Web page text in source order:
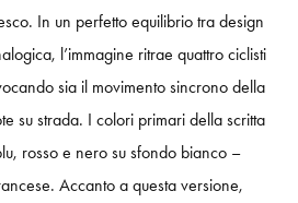
In un perfetto equilibrio tra design
l’immagine ritrae quattro ciclisti
sia il movimento sincrono della
su strada. I colori primari della scritta
rosso e nero su sfondo bianco –
Accanto a questa versione,